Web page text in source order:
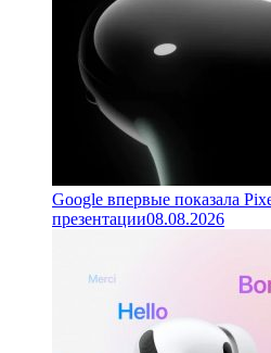
Google впервые показала
презентации08.08.2026